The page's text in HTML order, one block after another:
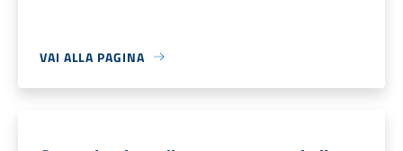
VAI ALLA PAGINA